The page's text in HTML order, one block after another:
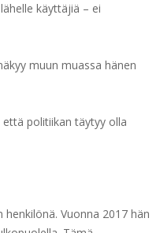
käyttäjiä – ei
muun muassa hänen
politiikan täytyy olla
Vuonna 2017 hän